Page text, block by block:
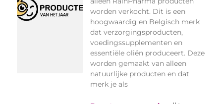
worden verkocht. Dit is een
hoogwaardig en Belgisch merk
dat verzorgingsproducten,
voedingssupplementen en
essentiële oliën produceert. Deze
worden gemaakt van alleen
natuurlijke producten en dat
merk je als